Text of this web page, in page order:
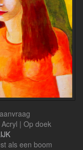
| Op doek
als een boom